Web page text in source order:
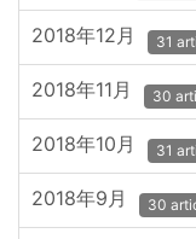
2018年12月 31
2018年11月 30
2018年10月 31
2018年9月 30